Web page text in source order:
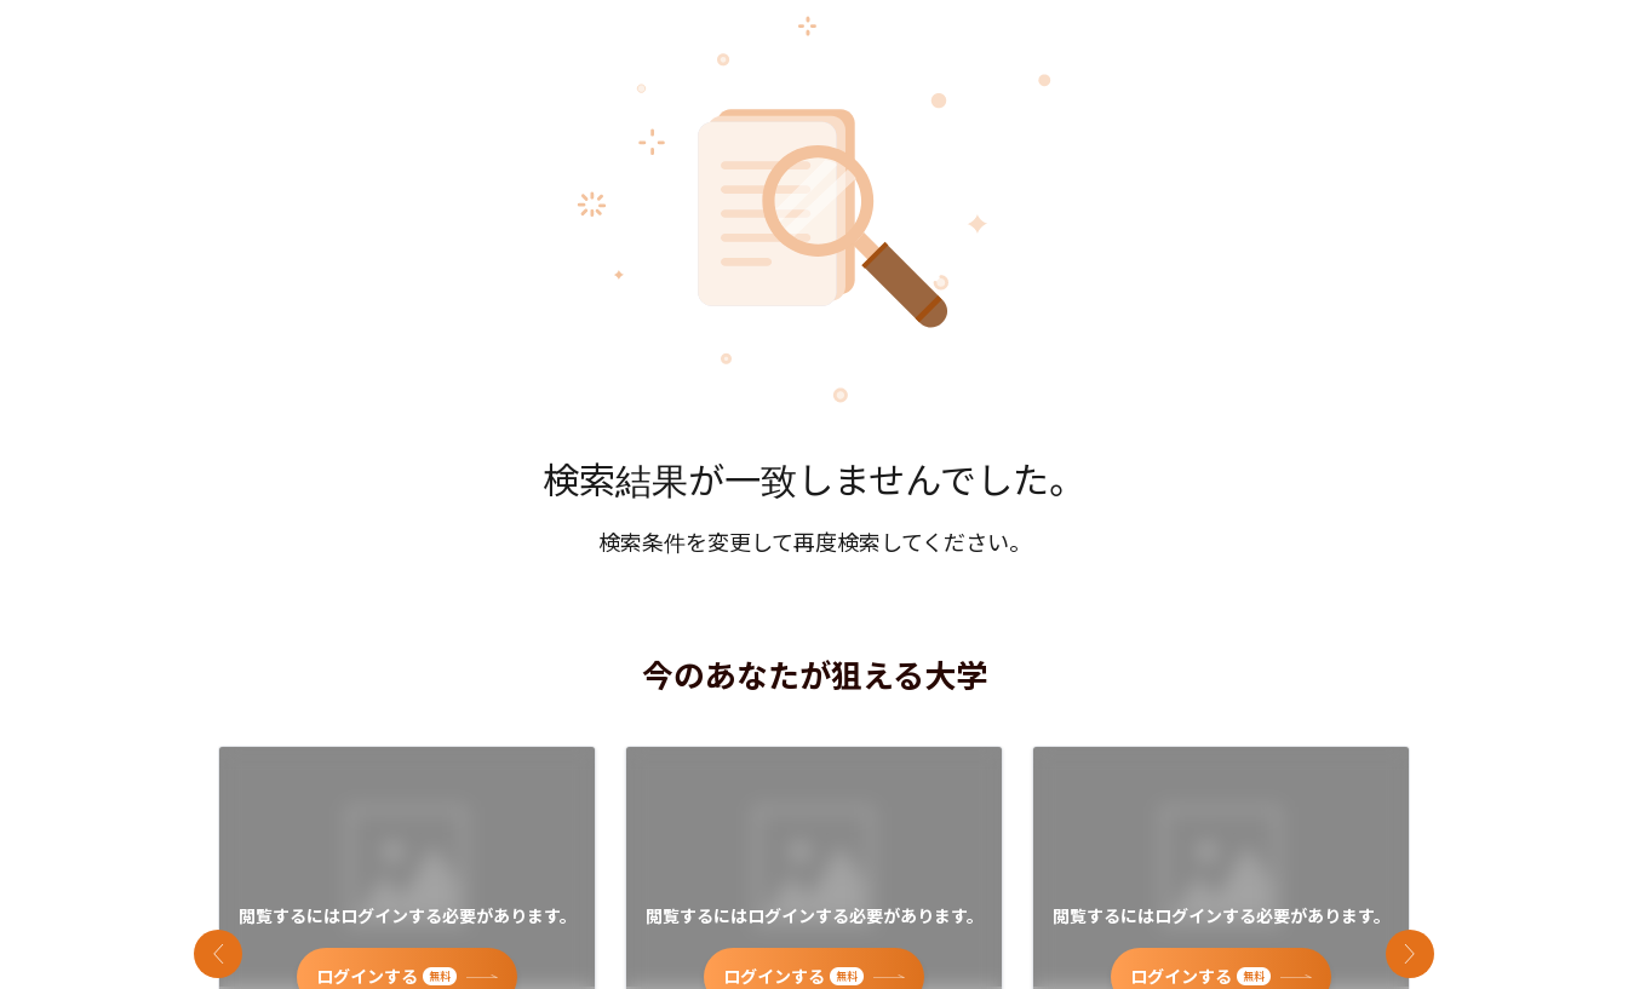
検索結果が一致しませんでした。
検索条件を変更して再度検索してください。
今のあなたが狙える大学
閲覧するにはログインする必要があります。
ログインする 無料
閲覧するにはログインする必要があります。
ログインする 無料
閲覧するにはログインする必要があります。
ログインする 無料
前のスライド 次のスライド